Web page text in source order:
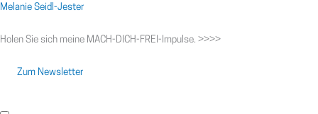
Melanie Seidl-Jester
Holen Sie sich meine MACH-DICH-FREI-Impulse. >>>>
Zum Newsletter
Menü